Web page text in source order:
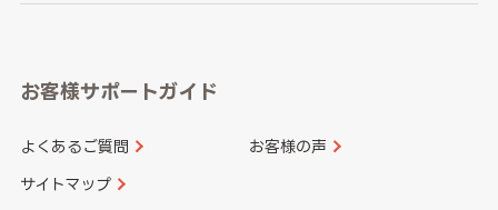
愛知県
和歌山県
山口県
香川県 愛媛県
長崎県
大分県 宮崎県
お客様サポートガイド
よくあるご質問 お客様の声
サイトマップ